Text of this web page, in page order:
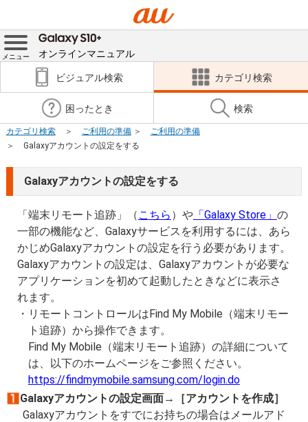
メニュー オンラインマニュアル
ビジュアル検索 カテゴリ検索
困ったとき 検索
カテゴリ検索 ご利用の準備
ご利用の準備
Galaxyアカウントの設定をする
Galaxyアカウントの設定をする
「端末リモート追跡」（ こちら ）や「Galaxy Store」 の
一部の機能など、Galaxyサービスを利用するには、あら
かじめGalaxyアカウントの設定を行う必要があります。
Galaxyアカウントの設定は、Galaxyアカウントが必要な
アプリケーションを初めて起動したときなどに表示さ
れます。
リモートコントロールはFind My Mobile（端末リモー
ト追跡）から操作できます。
Find My Mobile（端末リモート追跡）の詳細について
は、以下のホームページをご参照ください。
https://findmymobile.samsung.com/login.do
Galaxyアカウントの設定画面→［アカウントを作成］
Galaxyアカウントをすでにお持ちの場合はメールアド